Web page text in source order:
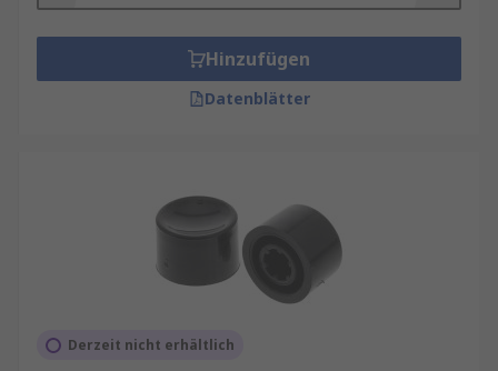
Hinzufügen
Datenblätter
Derzeit nicht erhältlich